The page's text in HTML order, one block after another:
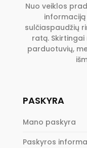
Nuo veiklos
sulčiaspaudžių
ratą.
parduotuvių,
PASKYRA
Mano paskyra
Paskyros